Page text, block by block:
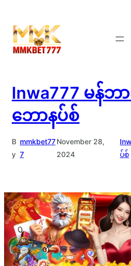
content
Inwa777 မန်ဘ
ဘောနပ်စ်
B
y
mmkbet77
7
November 28,
2024
ပ်စ်